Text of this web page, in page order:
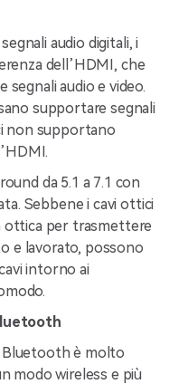
audio digitali, i
dell’HDMI, che
audio e video.
supportare segnali
non supportano
da 5.1 a 7.1 con
Sebbene i cavi ottici
ottica per trasmettere
e lavorato, possono
intorno ai
Bluetooth è molto
modo wireless e più